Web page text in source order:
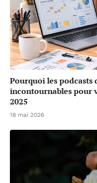
Pourquoi les podcasts
incontournables pour
2025
18 mai 2026